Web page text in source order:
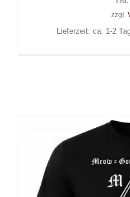
zzgl.
Lieferzeit: ca. 1-2